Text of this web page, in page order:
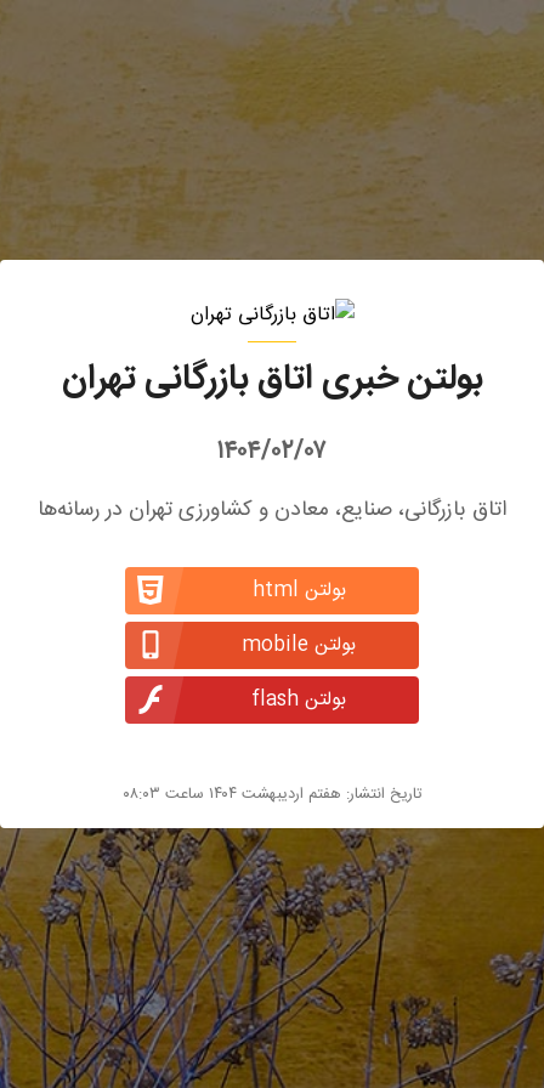
بولتن خبری اتاق بازرگانی تهران
۱۴۰۴/۰۲/۰۷
اتاق بازرگانی، صنایع، معادن و کشاورزی تهران در رسانه‌ها
بولتن html
بولتن mobile
بولتن flash
تاریخ انتشار: هفتم اردیبهشت ۱۴۰۴ ساعت ۰۸:۰۳